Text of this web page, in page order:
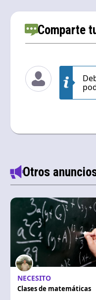
Comparte
Otros
NECESITO
Clases de matemáticas